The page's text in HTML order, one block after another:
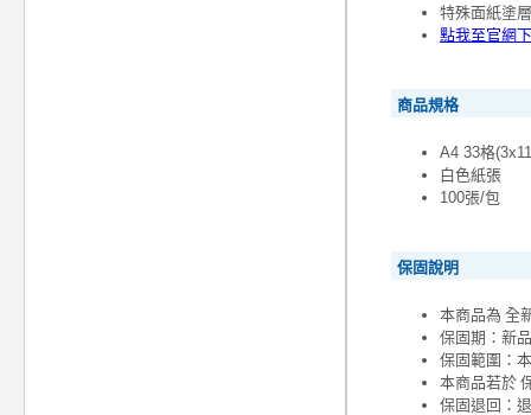
特殊面紙塗
點我至官網
商品規格
A4 33格
白色紙張
100張/包
保固說明
本商品為 全
保固期：新
保固範圍：
本商品若於
保固退回：